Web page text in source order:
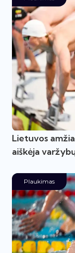
Lietuvos
aiškėja
Plaukimas